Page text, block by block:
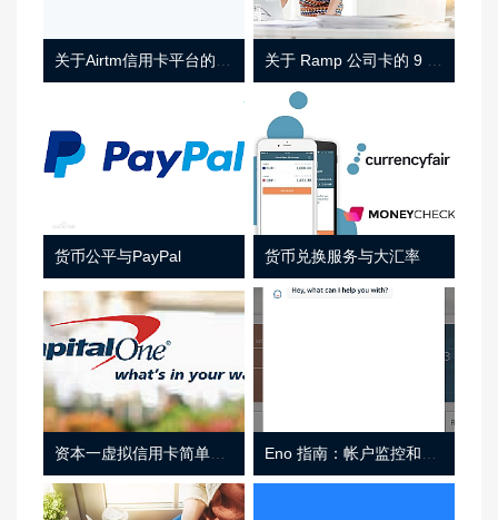
货币公平与PayPal 货币兑换服务与大汇率
资本一虚拟信用卡简单介绍